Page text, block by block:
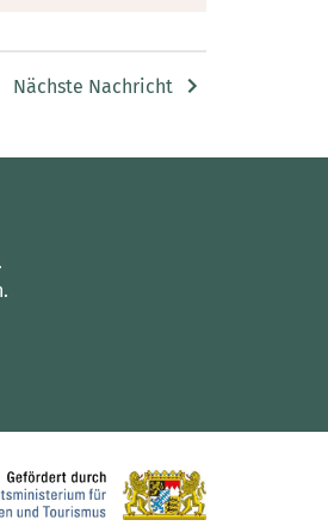
Nächste Nachricht